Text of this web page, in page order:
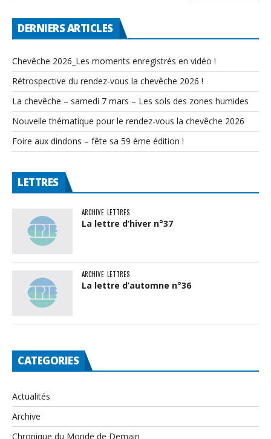
DERNIERS ARTICLES
Chevêche 2026_Les moments enregistrés en vidéo !
Rétrospective du rendez-vous la chevêche 2026 !
La chevêche – samedi 7 mars – Les sols des zones humides
Nouvelle thématique pour le rendez-vous la chevêche 2026
Foire aux dindons – fête sa 59 ème édition !
LETTRES
ARCHIVE LETTRES
La lettre d’hiver n°37
ARCHIVE LETTRES
La lettre d’automne n°36
CATEGORIES
Actualités
Archive
Chronique du Monde de Demain